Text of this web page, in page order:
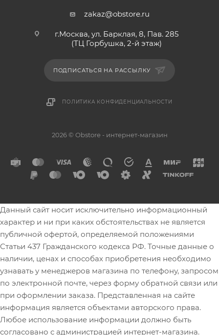
zakaz@obstore.ru
г.Москва, ул. Барклая, 8, Пав. 285
(ТЦ Горбушка, 2-й этаж)
ПОДПИСАТЬСЯ НА РАССЫЛКУ
ПОЛИТИКА КОНФИДЕНЦИАЛЬНОСТИ
2026 © Obstore - интернет-магазин
Данный сайт носит исключительно информационный
характер и ни при каких обстоятельствах не является
публичной офертой, определяемой положениями
Статьи 437 Гражданского кодекса РФ. Точные данные о
наличии, ценах и способах приобретения необходимо
узнавать у менеджеров магазина по телефону, запросом
по электронной почте, через форму обратной связи или
при оформлении заказа. Представленная на сайте
информация является объектами авторского права.
Любое использование информации должно быть
согласовано с администрацией интернет-магазина.